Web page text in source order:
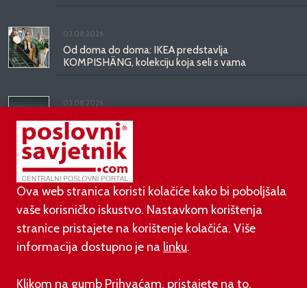
03.08.2026.
Od doma do doma: IKEA predstavlja
KOMPISHÄNG, kolekciju koja seli s vama
03.08.2026.
Kineski BYD predstavio luksuznu limuzinu veću od
Mercedesove S-klase, obećava domet do 1.000
kilometara
Ova web stranica koristi kolačiće kako bi poboljšala
vaše korisničko iskustvo. Nastavkom korištenja
stranice pristajete na korištenje kolačića. Više
informacija dostupno je na linku.
Klikom na gumb Prihvaćam, pristajete na to.